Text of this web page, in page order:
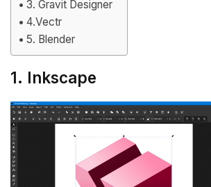
3. Gravit Designer
4.Vectr
5. Blender
1. Inkscape